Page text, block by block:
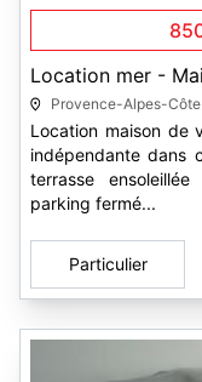
Location mer -
Provence-Alpes-
Location maison de
indépendante dans copropriété T2 -
terrasse ensoleillée
parking fermé...
Particulier